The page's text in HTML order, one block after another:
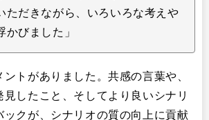
ただきながら、いろいろな考えや
かびました」
トがありました。共感の言葉や、
したこと、そしてより良いシナリ
ックが、シナリオの質の向上に貢献